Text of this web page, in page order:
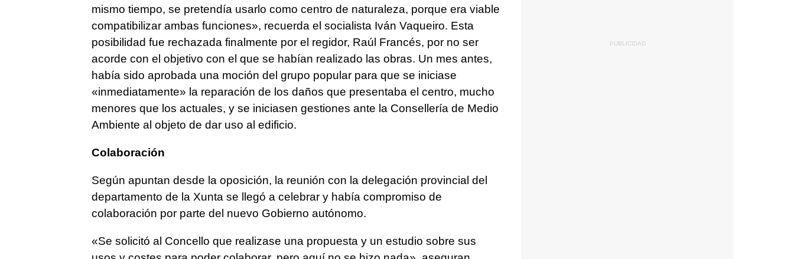
mismo tiempo, se pretendía usarlo como centro de naturaleza, porque era viable
compatibilizar ambas funciones», recuerda el socialista Iván Vaqueiro. Esta
posibilidad fue rechazada finalmente por el regidor, Raúl Francés, por no ser
acorde con el objetivo con el que se habían realizado las obras. Un mes antes,
había sido aprobada una moción del grupo popular para que se iniciase
«inmediatamente» la reparación de los daños que presentaba el centro, mucho
menores que los actuales, y se iniciasen gestiones ante la Consellería de Medio
Ambiente al objeto de dar uso al edificio.
Colaboración
Según apuntan desde la oposición, la reunión con la delegación provincial del
departamento de la Xunta se llegó a celebrar y había compromiso de
colaboración por parte del nuevo Gobierno autónomo.
«Se solicitó al Concello que realizase una propuesta y un estudio sobre sus